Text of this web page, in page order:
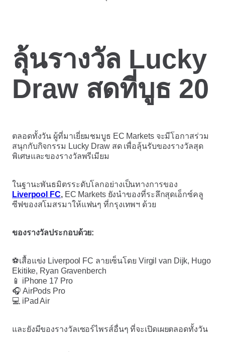
ลุ้นรางวัล Lucky
Draw สดที่บูธ 20
ตลอดทั้งวัน ผู้ที่มาเยี่ยมชมบูธ EC Markets จะมีโอกาสร่วม
สนุกกับกิจกรรม Lucky Draw สด เพื่อลุ้นรับของรางวัลสุด
พิเศษและของรางวัลพรีเมียม
ในฐานะพันธมิตรระดับโลกอย่างเป็นทางการของ
Liverpool FC,EC Markets ยังนำของที่ระลึกสุดเอ็กซ์คลู
ซีฟของสโมสรมาให้แฟนๆ ที่กรุงเทพฯ ด้วย
ของรางวัลประกอบด้วย:
⚽เสื้อแข่ง Liverpool FC ลายเซ็นโดย Virgil van Dijk, Hugo
Ekitike, Ryan Gravenberch
📱 iPhone 17 Pro
🎧 AirPods Pro
💻 iPad Air
และยังมีของรางวัลเซอร์ไพรส์อื่นๆ ที่จะเปิดเผยตลอดทั้งวัน